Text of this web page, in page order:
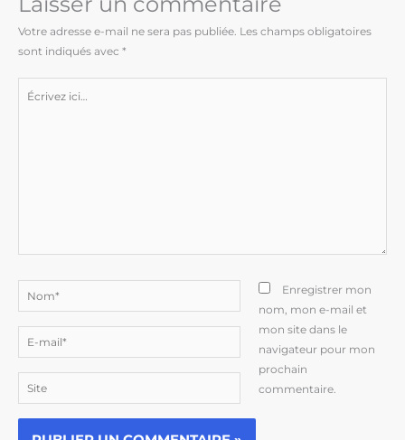
Votre adresse e-mail ne sera pas publiée. Les champs obligatoires
sont indiqués avec *
mail*
Enregistrer mon
nom, mon e-mail et
mon site dans le
navigateur pour mon
prochain
commentaire.